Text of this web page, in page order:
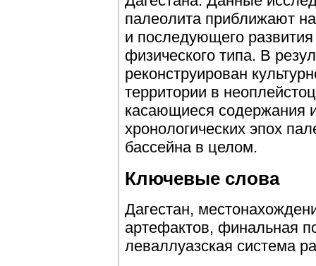
палеолита приближают
и последующего
физического типа. В
реконструирован
территории в
касающиеся содержания
хронологических эпох
бассейна в целом.
Ключевые слова
Дагестан,
артефактов, финальная
леваллуазская система